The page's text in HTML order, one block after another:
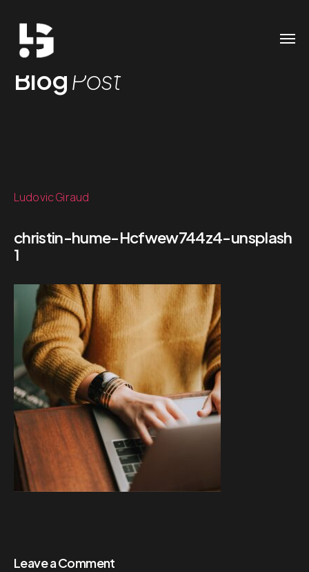
BlogPost
Ludovic Giraud
christin-hume-Hcfwew744z4-unsplash
1
Leave a Comment